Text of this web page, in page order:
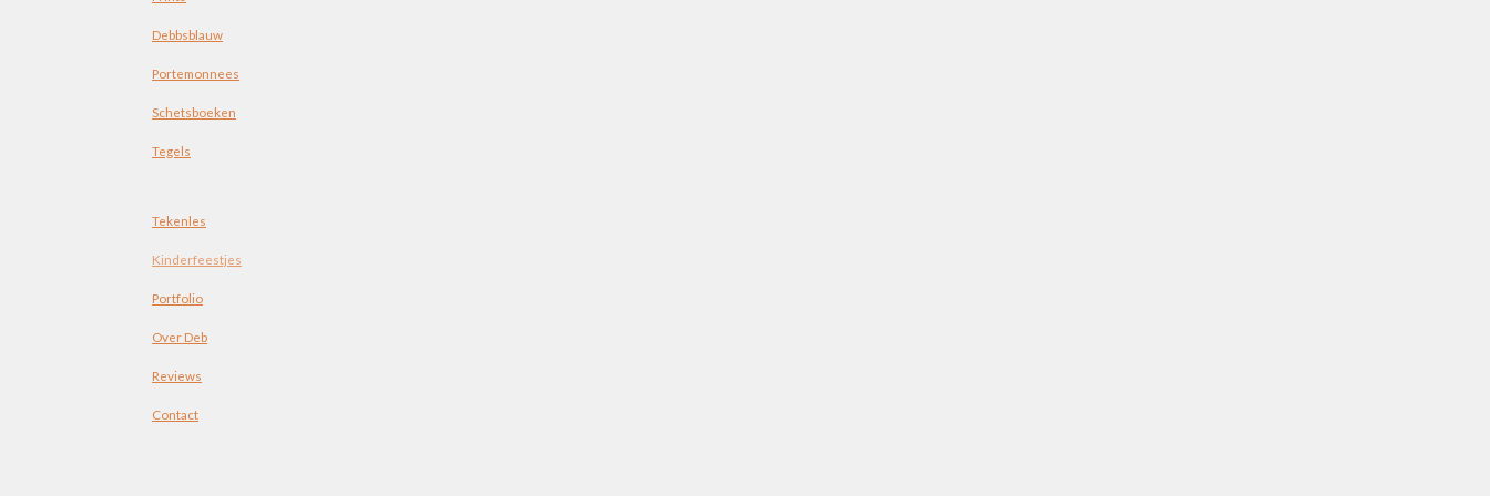
Debbsblauw
Portemonnees
Schetsboeken
Tegels
Tekenles
Kinderfeestjes
Portfolio
Over Deb
Reviews
Contact